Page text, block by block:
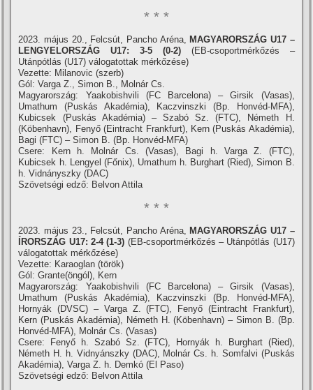
* * *
2023. május 20., Felcsút, Pancho Aréna, MAGYARORSZÁG U17 –
LENGYELORSZÁG U17: 3-5 (0-2)(EB-csoportmérkőzés –
Utánpótlás (U17) válogatottak mérkőzése)
Vezette: Milanovic (szerb)
Gól: Varga Z., Simon B., Molnár Cs.
Magyarország: Yaakobishvili (FC Barcelona) – Girsik (Vasas),
Umathum (Puskás Akadémia), Kaczvinszki (Bp. Honvéd-MFA),
Kubicsek (Puskás Akadémia) – Szabó Sz. (FTC), Németh H.
(Köbenhavn), Fenyő (Eintracht Frankfurt), Kern (Puskás Akadémia),
Bagi (FTC) – Simon B. (Bp. Honvéd-MFA)
Csere: Kern h. Molnár Cs. (Vasas), Bagi h. Varga Z. (FTC),
Kubicsek h. Lengyel (Főnix), Umathum h. Burghart (Ried), Simon B.
h. Vidnányszky (DAC)
Szövetségi edző: Belvon Attila
* * *
2023. május 23., Felcsút, Pancho Aréna, MAGYARORSZÁG U17 –
ÍRORSZÁG U17: 2-4 (1-3) (EB-csoportmérkőzés – Utánpótlás (U17)
válogatottak mérkőzése)
Vezette: Karaoglan (török)
Gól: Grante(öngól), Kern
Magyarország: Yaakobishvili (FC Barcelona) – Girsik (Vasas),
Umathum (Puskás Akadémia), Kaczvinszki (Bp. Honvéd-MFA),
Hornyák (DVSC) – Varga Z. (FTC), Fenyő (Eintracht Frankfurt),
Kern (Puskás Akadémia), Németh H. (Köbenhavn) – Simon B. (Bp.
Honvéd-MFA), Molnár Cs. (Vasas)
Csere: Fenyő h. Szabó Sz. (FTC), Hornyák h. Burghart (Ried),
Németh H. h. Vidnyánszky (DAC), Molnár Cs. h. Somfalvi (Puskás
Akadémia), Varga Z. h. Demkó (El Paso)
Szövetségi edző: Belvon Attila